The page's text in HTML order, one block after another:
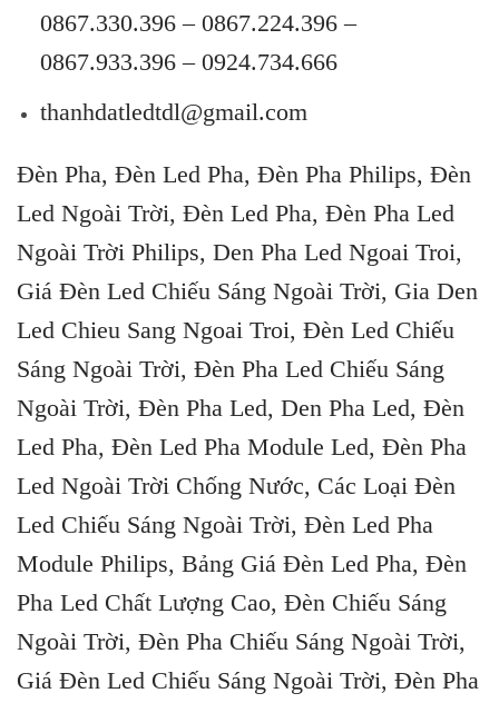
Skip
content
0867.330.396 – 0867.224.396 –
0867.933.396 – 0924.734.666
thanhdatledtdl@gmail.com
Đèn Pha, Đèn Led Pha, Đèn Pha Philips, Đèn
Led Ngoài Trời, Đèn Led Pha, Đèn Pha Led
Ngoài Trời Philips, Den Pha Led Ngoai Troi,
Giá Đèn Led Chiếu Sáng Ngoài Trời, Gia Den
Led Chieu Sang Ngoai Troi, Đèn Led Chiếu
Sáng Ngoài Trời, Đèn Pha Led Chiếu Sáng
Ngoài Trời, Đèn Pha Led, Den Pha Led, Đèn
Led Pha, Đèn Led Pha Module Led, Đèn Pha
Led Ngoài Trời Chống Nước, Các Loại Đèn
Led Chiếu Sáng Ngoài Trời, Đèn Led Pha
Module Philips, Bảng Giá Đèn Led Pha, Đèn
Pha Led Chất Lượng Cao, Đèn Chiếu Sáng
Ngoài Trời, Đèn Pha Chiếu Sáng Ngoài Trời,
Giá Đèn Led Chiếu Sáng Ngoài Trời, Đèn Pha